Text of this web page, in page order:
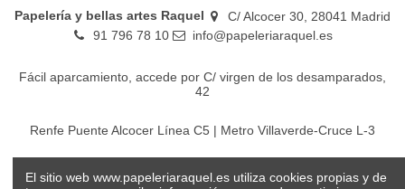
Papelería y bellas artes Raquel
C/ Alcocer 30, 28041 Madrid
91 796 78 10
info@papeleriaraquel.es
Fácil aparcamiento, accede por C/ virgen de los desamparados,
42
Renfe Puente Alcocer Línea C5 | Metro Villaverde-Cruce L-3
El sitio web www.papeleriaraquel.es utiliza cookies propias y de